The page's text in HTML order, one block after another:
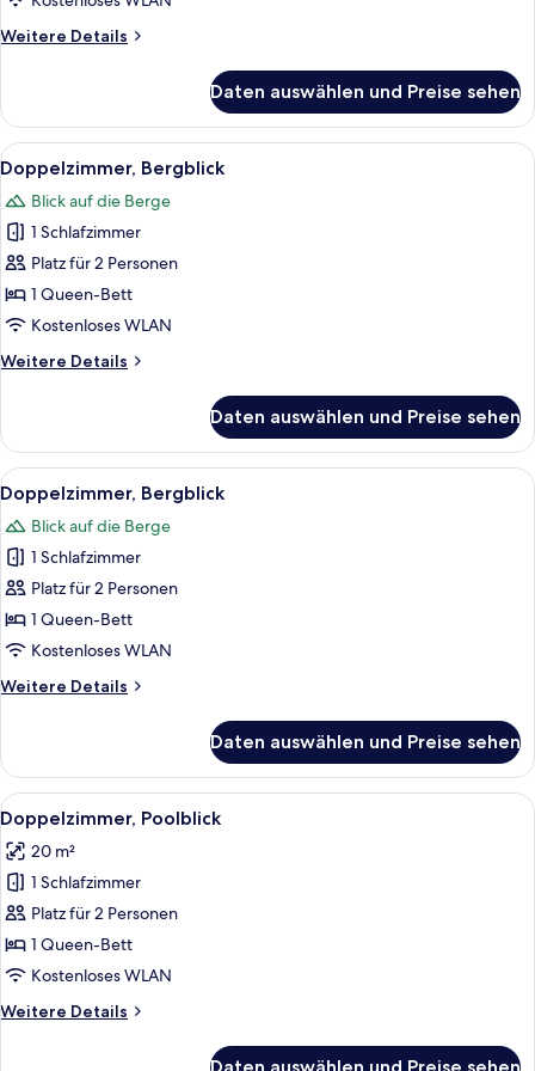
Weitere Details
Weitere
Bergblick
Daten auswählen und Preise sehen
Alle
Fotos
für
Doppelzimmer,
Bergblick
anzeigen
Ein modernes Hotelzimmer mit
9
Doppelzimmer, Bergblick
Blick auf die Berge
1 Schlafzimmer
Platz für 2 Personen
1 Queen-Bett
Kostenloses WLAN
Weitere Details
Weitere
Bergblick
Daten auswählen und Preise sehen
Alle
Fotos
für
Doppelzimmer,
Bergblick
anzeigen
Ein modernes Hotelzimmer mit
9
Doppelzimmer, Bergblick
Blick auf die Berge
1 Schlafzimmer
Platz für 2 Personen
1 Queen-Bett
Kostenloses WLAN
Weitere Details
Weitere
Bergblick
Daten auswählen und Preise sehen
Alle
Fotos
für
Doppelzimmer,
Poolblick
anzeigen
Ein Schlafzimmer mit einem Bett,
8
Doppelzimmer, Poolblick
20 m²
1 Schlafzimmer
Platz für 2 Personen
1 Queen-Bett
Kostenloses WLAN
Weitere Details
Weitere